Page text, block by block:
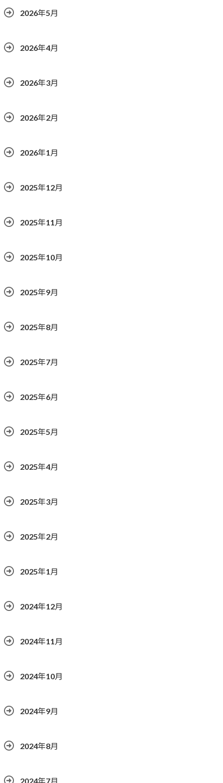
2026年5月
2026年4月
2026年3月
2026年2月
2026年1月
2025年12月
2025年11月
2025年10月
2025年9月
2025年8月
2025年7月
2025年6月
2025年5月
2025年4月
2025年3月
2025年2月
2025年1月
2024年12月
2024年11月
2024年10月
2024年9月
2024年8月
2024年7月